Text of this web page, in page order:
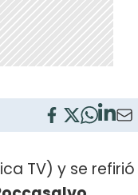
TV) y se refirió